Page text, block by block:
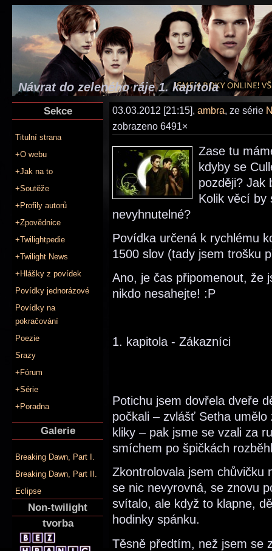
Návrat do zeleného ráje 1. kapitola
Sekce
Titulní strana
+O webu
+Jak na to
+Soutěže
+Profily autorů
+Zpovědnice
+Twilightpedie
+Twilight News
+Hlášky z povídek
Povídky jednorázové
Povídky na
pokračování
Poezie
Srazy
+Fórum
+Série
+Poradna
Galerie
Breaking Dawn, Part I.
Breaking Dawn, Part II.
Eclipse
Non-twilight
tvorba
03.03.2012 [21:15], ambra, ze série
zobrazeno 6491×
Zase tu
kdyby se
později? Jak
Kolik věcí by
nevyhnutelné?
Povídka určená k rychlému
1500 slov (tady jsem trošku
Ano, je čas připomenout, že
nikdo nesahejte! :P
1. kapitola - Zákazníci
Potichu jsem dovřela dveře
počkali – zvlášť Setha
kliky – pak jsme se vzali za
smíchem po špičkách
Zkontrolovala jsem chůvičku
se nic nevyrovná, se znovu
svítalo, ale když to klapne,
hodinky spánku.
Těsně předtím, než jsem se